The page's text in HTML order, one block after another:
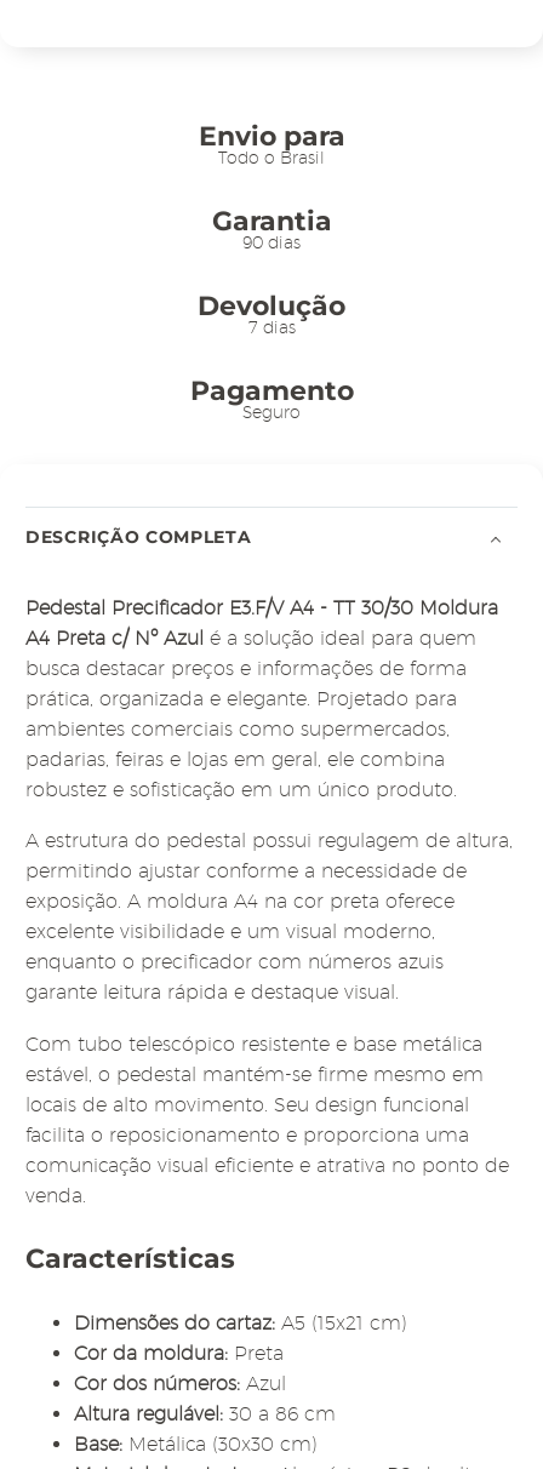
Envio para
Todo o Brasil
Garantia
90 dias
Devolução
7 dias
Pagamento
Seguro
DESCRIÇÃO COMPLETA
Pedestal Precificador E3.F/V A4 - TT 30/30 Moldura
A4 Preta c/ Nº Azul é a solução ideal para quem
busca destacar preços e informações de forma
prática, organizada e elegante. Projetado para
ambientes comerciais como supermercados,
padarias, feiras e lojas em geral, ele combina
robustez e sofisticação em um único produto.
A estrutura do pedestal possui regulagem de altura,
permitindo ajustar conforme a necessidade de
exposição. A moldura A4 na cor preta oferece
excelente visibilidade e um visual moderno,
enquanto o precificador com números azuis
garante leitura rápida e destaque visual.
Com tubo telescópico resistente e base metálica
estável, o pedestal mantém-se firme mesmo em
locais de alto movimento. Seu design funcional
facilita o reposicionamento e proporciona uma
comunicação visual eficiente e atrativa no ponto de
venda.
Características
Dimensões do cartaz: A5 (15x21 cm)
Cor da moldura: Preta
Cor dos números: Azul
Altura regulável: 30 a 86 cm
Base: Metálica (30x30 cm)